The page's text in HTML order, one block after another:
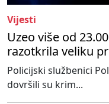
Vijesti
Uzeo više od
razotkrila veliku
Policijski službenici
dovršili su krim...